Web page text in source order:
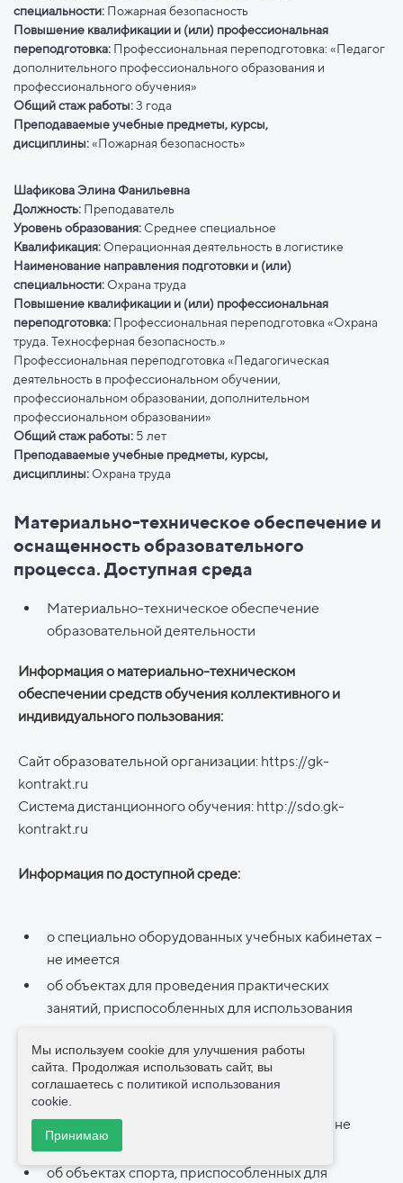
специальности: Пожарная безопасность
Повышение квалификации и (или) профессиональная
переподготовка: Профессиональная переподготовка: «Педагог
дополнительного профессионального образования и
профессионального обучения»
Общий стаж работы:3 года
Преподаваемые учебные предметы, курсы,
дисциплины:«Пожарная безопасность»
Шафикова Элина Фанильевна
Должность: Преподаватель
Уровень образования: Среднее специальное
Квалификация: Операционная деятельность в логистике
Наименование направления подготовки и (или)
специальности: Охрана труда
Повышение квалификации и (или) профессиональная
переподготовка: Профессиональная переподготовка «Охрана
труда. Техносферная безопасность.»
Профессиональная переподготовка «Педагогическая
деятельность в профессиональном обучении,
профессиональном образовании, дополнительном
профессиональном образовании»
Общий стаж работы: 5 лет
Преподаваемые учебные предметы, курсы,
дисциплины: Охрана труда
Материально-техническое обеспечение и
оснащенность образовательного
процесса. Доступная среда
Материально-техническое обеспечение
образовательной деятельности
Информация о материально-техническом
обеспечении средств обучения коллективного и
индивидуального пользования:
Сайт образовательной организации: https://gk-
kontrakt.ru
Система дистанционного обучения: http://sdo.gk-
kontrakt.ru
Информация по доступной среде:
о специально оборудованных учебных кабинетах –
не имеется
об объектах для проведения практических
занятий, приспособленных для использования
возможностями здоровья - не имеется
о библиотеке(ах), приспособленных для
использования инвалидами и лицами с
ограниченными возможностями здоровья - не
имеется
об объектах спорта, приспособленных для
Мы используем cookie для улучшения работы
сайта. Продолжая использовать сайт, вы
соглашаетесь с политикой использования
cookie
Принимаю